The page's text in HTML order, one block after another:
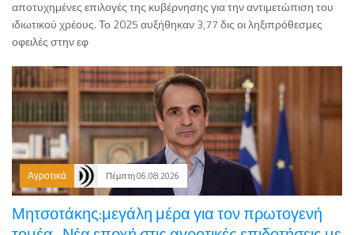
οφειλές στην εφ
Αγροτικά Πέμπτη 06.08.2026
Μητσοτάκης:μεγάλη μέρα για τον πρωτογενή
τομέα- Νέα εποχή στις αγροτικές επιδοτήσεις με
την πλατφόρμα myAGRO